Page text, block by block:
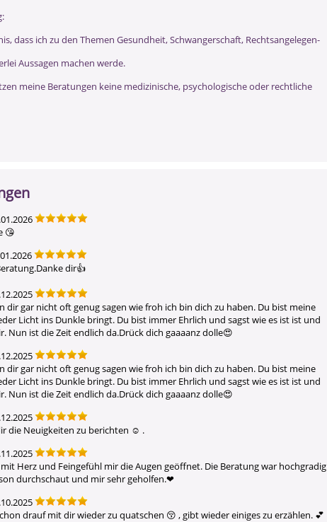
dass ich zu den Themen Gesundheit, Schwangerschaft, Rechtsangelegen-
Aussagen machen werde.
meine Beratungen keine medizinische, psychologische oder rechtliche
😘
dir👍
dir gar nicht oft genug sagen wie froh ich bin dich zu haben. Du bist meine
Licht ins Dunkle bringt. Du bist immer Ehrlich und sagst wie es ist ist und
Nun ist die Zeit endlich da.Drück dich gaaaanz dolle😍
dir gar nicht oft genug sagen wie froh ich bin dich zu haben. Du bist meine
Licht ins Dunkle bringt. Du bist immer Ehrlich und sagst wie es ist ist und
Nun ist die Zeit endlich da.Drück dich gaaaanz dolle😍
die Neuigkeiten zu berichten ☺ ️.
Herz und Feingefühl mir die Augen geöffnet. Die Beratung war hochgradig
durchschaut und mir sehr geholfen.❤
drauf mit dir wieder zu quatschen 😚 , gibt wieder einiges zu erzählen. 💕